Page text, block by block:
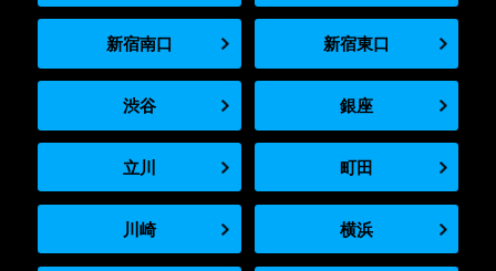
新宿南口 新宿東口
渋谷 銀座
立川 町田
川崎 横浜